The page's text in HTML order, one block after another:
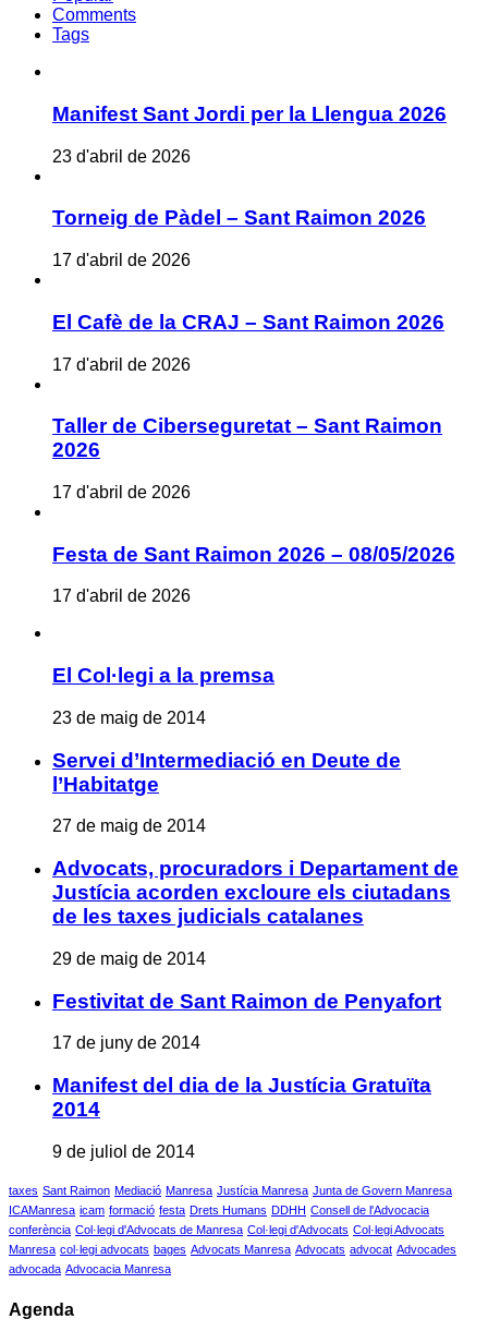
Comments
Tags
Manifest Sant Jordi per la Llengua 2026
23 d'abril de 2026
Torneig de Pàdel – Sant Raimon 2026
17 d'abril de 2026
El Cafè de la CRAJ – Sant Raimon 2026
17 d'abril de 2026
Taller de Ciberseguretat – Sant Raimon
2026
17 d'abril de 2026
Festa de Sant Raimon 2026 – 08/05/2026
17 d'abril de 2026
El Col·legi a la premsa
23 de maig de 2014
Servei d’Intermediació en Deute de
l’Habitatge
27 de maig de 2014
Advocats, procuradors i Departament de
Justícia acorden excloure els ciutadans
de les taxes judicials catalanes
29 de maig de 2014
Festivitat de Sant Raimon de Penyafort
17 de juny de 2014
Manifest del dia de la Justícia Gratuïta
2014
9 de juliol de 2014
taxes Sant Raimon Mediació Manresa Justícia Manresa Junta de Govern Manresa
ICAManresa icam formació festa Drets Humans DDHH Consell de l'Advocacia
conferència Col·legi d'Advocats de Manresa Col·legi d'Advocats Col·legi Advocats
Manresa col·legi advocats bages Advocats Manresa Advocats advocat Advocades
advocada Advocacia Manresa
Agenda